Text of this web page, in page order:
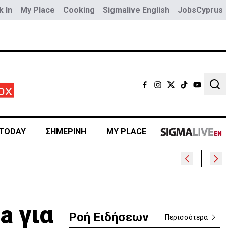
In My Place Cooking Sigmalive English JobsCyprus
ΣΗΜΕΡΙΝΗ MY PLACE
για
Ροή Ειδήσεων Περισσότερα